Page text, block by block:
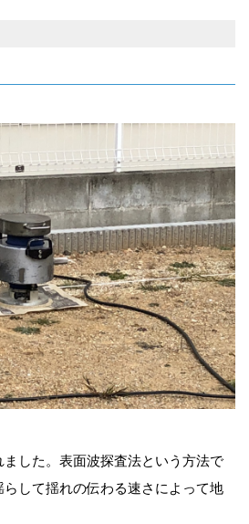
した。表面波探査法という方法で
して揺れの伝わる速さによって地